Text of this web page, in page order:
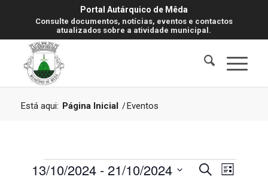
Portal Autárquico de Mêda
Consulte documentos, notícias, eventos e contactos
atualizados sobre a atividade municipal.
Está aqui: Página Inicial /Eventos
Eventos Pesquisar
de
Lista
13/10/2024 - 21/10/2024